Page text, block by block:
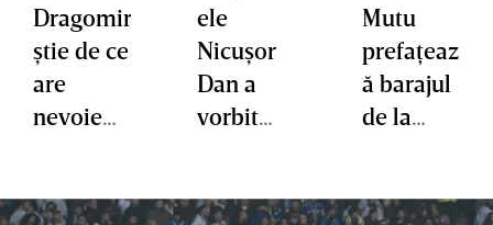
Dragomir
ştie de ce
are
nevoie
trece de
ele
Nicuşor
Dan a
vorbit
Turcia.
Mutu
prefaţeaz
ă barajul
de la
ea e pe